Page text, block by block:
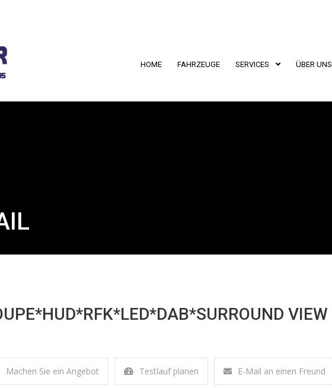
HOME FAHRZEUGE SERVICES ÜBER UNS
VIEW
Machen Sie ein Angebot Testlauf planen E-Mail an einen Freund